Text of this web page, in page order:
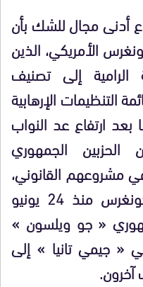
أدنى مجال للشك بأن
الأمريكي، الذين
الرامية إلى تصنيف
التنظيمات الإرهابية
ارتفاع عد النواب
الجمهوري
مشروعهم القانوني،
الذي يعود تقديمه إلى الكونغرس منذ 24 يونيو
« جو ويلسون »
« جيمي تانيا » إلى
آخرون.